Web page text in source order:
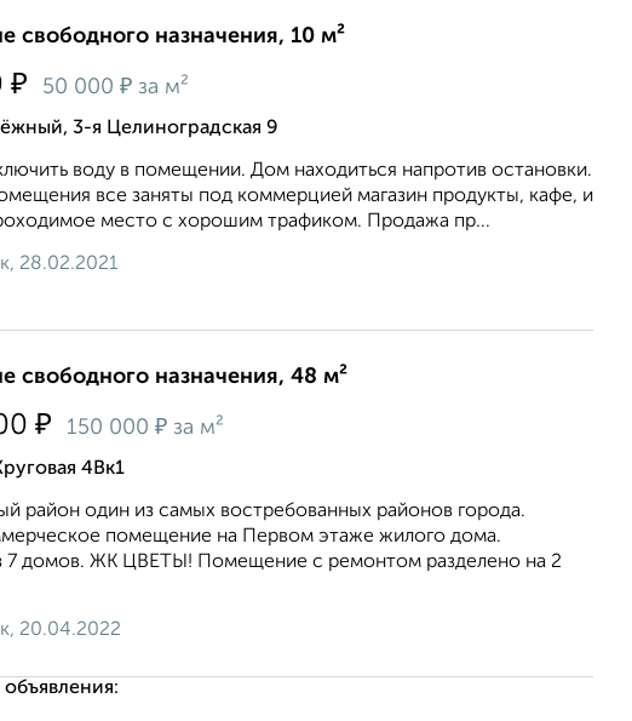
свободного назначения, 10 м²
₽ 50 000 ₽ за м²
3-я Целиноградская 9
воду в помещении. Дом находиться напротив остановки.
все заняты под коммерцией магазин продукты, кафе, и
место с хорошим трафиком. Продажа пр...
28.02.2021
свободного назначения, 48 м²
₽ 150 000 ₽ за м²
4Вк1
район один из самых востребованных районов города.
помещение на Первом этаже жилого дома.
7 домов. ЖК ЦВЕТЫ! Помещение с ремонтом разделено на 2
20.04.2022